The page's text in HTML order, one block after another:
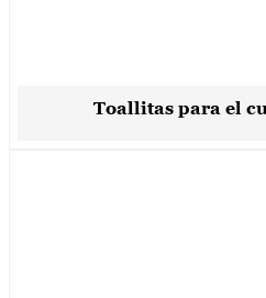
Toallitas para el